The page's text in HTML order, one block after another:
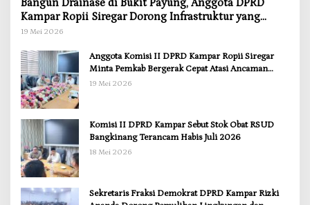
Bangun Drainase di Bukit Payung, Anggota DPRD
Kampar Ropii Siregar Dorong Infrastruktur yang
Menyentuh Kebutuhan Dasar
19 Mei 2026
Anggota Komisi II DPRD Kampar Ropii Siregar
Minta Pemkab Bergerak Cepat Atasi Ancaman
Kekosongan Obat demi Wujudkan Kampar Dihati
19 Mei 2026
Komisi II DPRD Kampar Sebut Stok Obat RSUD
Bangkinang Terancam Habis Juli 2026
18 Mei 2026
Sekretaris Fraksi Demokrat DPRD Kampar Rizki